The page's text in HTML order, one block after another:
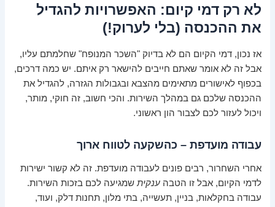
לא רק דמי קיום: האפשרויות להגדיל
את ההכנסה (בלי לערוק!)
אז נכון, דמי הקיום הם לא בדיוק "השכר המנופח" שחלמתם עליו,
אבל זה לא אומר שאתם חייבים להישאר רק איתם. יש כמה דרכים,
בכפוף לאישורים מתאימים מהצבא ובגבולות הגזרה, להגדיל את
ההכנסה שלכם גם במהלך השירות. והכי חשוב, זה חוקי, מותר,
ויכול לעזור לכם לצבור הון ראשוני.
עבודה מועדפת – כהשקעה לטווח ארוך
אחרי השחרור, רבים פונים לעבודה מועדפת. זה לא קשור ישירות
לדמי הקיום, אבל זו הטבהענקיתשמגיעה לכם בזכות השירות.
עבודה בחקלאות, בניין, תעשייה, בתי מלון, תחנות דלק, ועוד,